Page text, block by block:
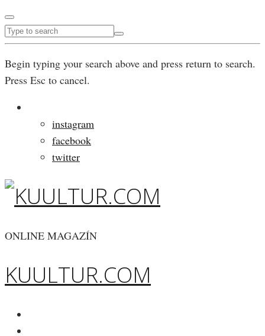
Begin typing your search above and press return to search.
Press Esc to cancel.
instagram
facebook
twitter
ONLINE MAGAZÍN
KUULTUR.COM